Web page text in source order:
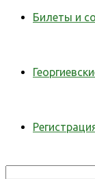
Билеты и